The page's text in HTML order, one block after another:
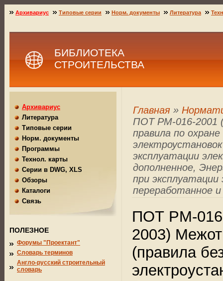
БИБЛИОТЕКА
СТРОИТЕЛЬСТВА
Главная »
ПОТ РМ-016-2001
правила по
эксплуатации
дополненное,
при
переработанное и
ПОТ РМ-
2003)
(правила
Архивариус Типовые серии Норм. документы Литература
Архивариус
Литература
Типовые серии
Норм. документы
Программы
Технол. карты
Серии в DWG, XLS
Обзоры
Каталоги
Связь
ПОЛЕЗНОЕ
Форумы "Проектант"
Словарь терминов
Англо-русский строительный
словарь